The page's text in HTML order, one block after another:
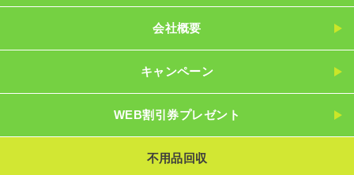
会社概要
キャンペーン
WEB割引券プレゼント
不用品回収